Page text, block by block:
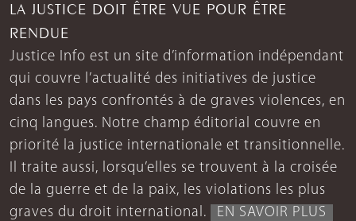
LA JUSTICE DOIT ÊTRE VUE POUR ÊTRE
RENDUE
Justice Info est un site d’information indépendant
qui couvre l’actualité des initiatives de justice
dans les pays confrontés à de graves violences, en
cinq langues. Notre champ éditorial couvre en
priorité la justice internationale et transitionnelle.
Il traite aussi, lorsqu’elles se trouvent à la croisée
de la guerre et de la paix, les violations les plus
graves du droit international.
EN SAVOIR PLUS